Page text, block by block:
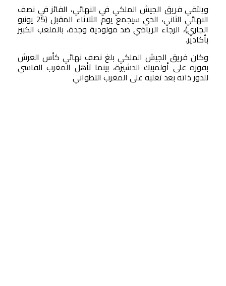
ويلتقي فريق الجيش الملكي في النهائي، الفائز في نصف
النهائي الثاني، الذي سيجمع يوم الثلاثاء المقبل (25 يونيو
الجاري)، الرجاء الرياضي ضد مولودية وجدة، بالملعب الكبير
بأكادير.
وكان فريق الجيش الملكي بلغ نصف نهائي كأس العرش
بفوزه على أولمبيك الدشيرة، بينما تأهل المغرب الفاسي
للدور ذاته بعد تغلبه على المغرب التطواني